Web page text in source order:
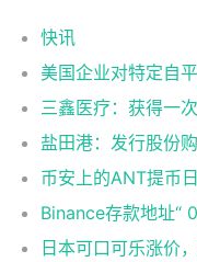
快讯
币安上的ANT提币
Binance存款地址“
日本可口可乐涨价